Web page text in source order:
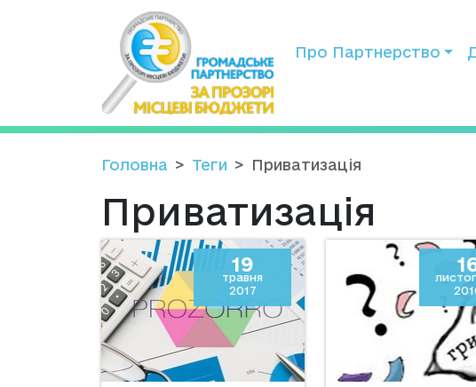
Про Партнерство
Головна Теги Приватизація
Приватизація
19
травня
2017